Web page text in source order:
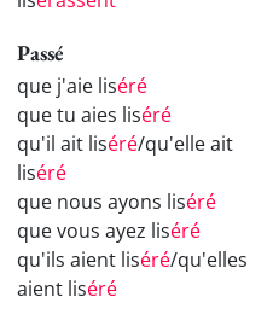
Passé
que j'aie liséré
que tu aies liséré
qu'il ait liséré/qu'elle ait
liséré
que nous ayons liséré
que vous ayez liséré
qu'ils aient liséré/qu'elles
aient liséré